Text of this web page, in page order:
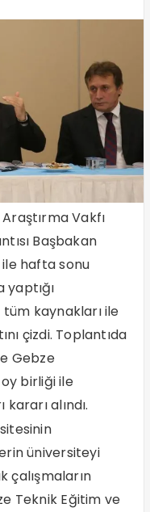
Vakfı
Başbakan
ile hafta sonu
yaptığı
tüm kaynakları ile
çizdi. Toplantıda
Gebze
birliği ile
alındı.
üniversiteyi
çalışmaların
Teknik Eğitim ve